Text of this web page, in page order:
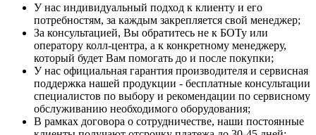
У нас индивидуальный подход к клиенту и его
потребностям, за каждым закрепляется свой менеджер;
За консультацией, Вы обратитесь не к БОТу или
оператору колл-центра, а к конкретному менеджеру,
который будет Вам помогать до и после покупки;
У нас официальная гарантия производителя и сервисная
поддержка нашей продукции - бесплатные консультации
специалистов по выбору и рекомендации по сервисному
обслуживанию необходимого оборудования;
В рамках договора о сотрудничестве, наши постоянные